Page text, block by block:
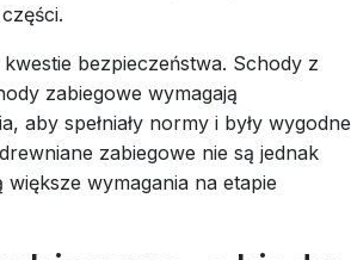
bezpieczeństwa. Schody z
zabiegowe wymagają
aby spełniały normy i były wygodne
zabiegowe nie są jednak
wymagania na etapie